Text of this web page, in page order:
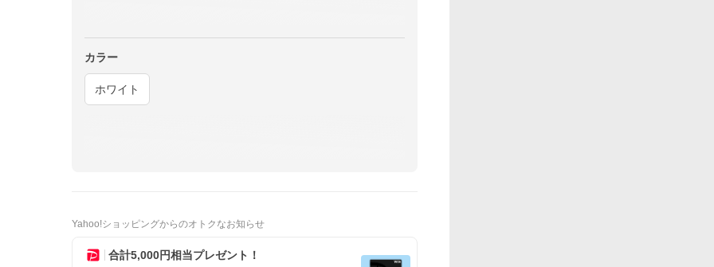
カラー
ホワイト
Yahoo!ショッピングからのオトクなお知らせ
合計5,000円相当プレゼント！